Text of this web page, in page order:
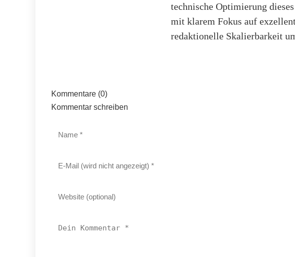
technische Optimierung
mit klarem Fokus auf
redaktionelle Skalierbarkeit
Kommentare (0)
Kommentar schreiben